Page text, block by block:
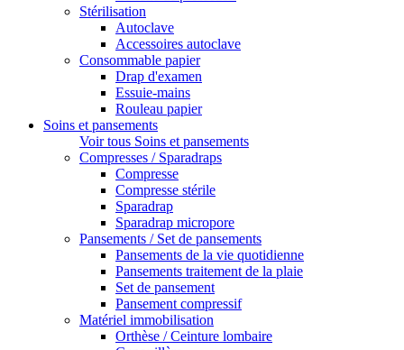
Stérilisation
Autoclave
Accessoires autoclave
Consommable papier
Drap d'examen
Essuie-mains
Rouleau papier
Soins et pansements
Voir tous Soins et pansements
Compresses / Sparadraps
Compresse
Compresse stérile
Sparadrap
Sparadrap micropore
Pansements / Set de pansements
Pansements de la vie quotidienne
Pansements traitement de la plaie
Set de pansement
Pansement compressif
Matériel immobilisation
Orthèse / Ceinture lombaire